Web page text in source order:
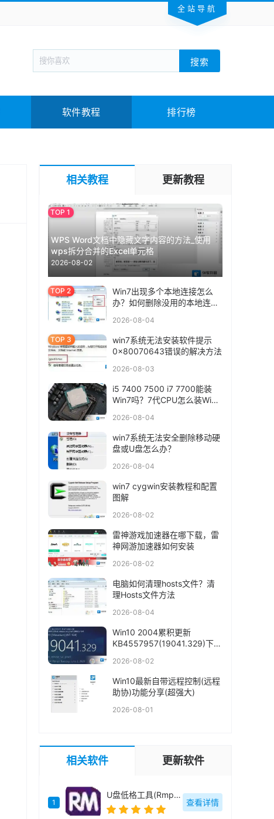
新闻阅读 旅游出行 生活实用
回合网游 战棋游戏 枪战射击
教育教学 游戏娱乐 系统软件 素材下载
全站导航
搜索
软件教程 排行榜
相关教程 更新教程
WPS Word文档中隐藏文字内容的方法_使用
wps拆分合并的Excel单元格
2026-08-02
Win7出现多个本地连接怎么
办？如何删除没用的本地连
2026-08-04
win7系统无法安装软件提示
0x80070643错误的解决方法
2026-08-03
i5 7400 7500 i7 7700能装
Win7吗？7代CPU怎么装Win7
2026-08-04
win7系统无法安全删除移动硬
盘或U盘怎么办？
2026-08-04
win7 cygwin安装教程和配置
图解
2026-08-02
雷神游戏加速器在哪下载，雷
神网游加速器如何安装
2026-08-02
电脑如何清理hosts文件？清
理Hosts文件方法
2026-08-04
Win10 2004累积更新
KB4557957(19041.329)下载
2026-08-02
Win10最新自带远程控制(远程
助协)功能分享(超强大)
2026-08-01
相关软件 更新软件
1
U盘低格工具(Rmprepusb)绿色中文
查看详情